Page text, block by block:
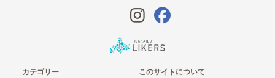
カテゴリー
このサイトについて